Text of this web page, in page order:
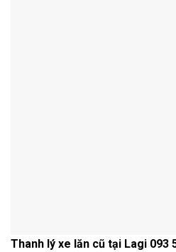
Thanh lý xe lăn cũ tại Lagi 093